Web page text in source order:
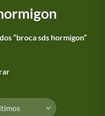
“broca sds hormigon”